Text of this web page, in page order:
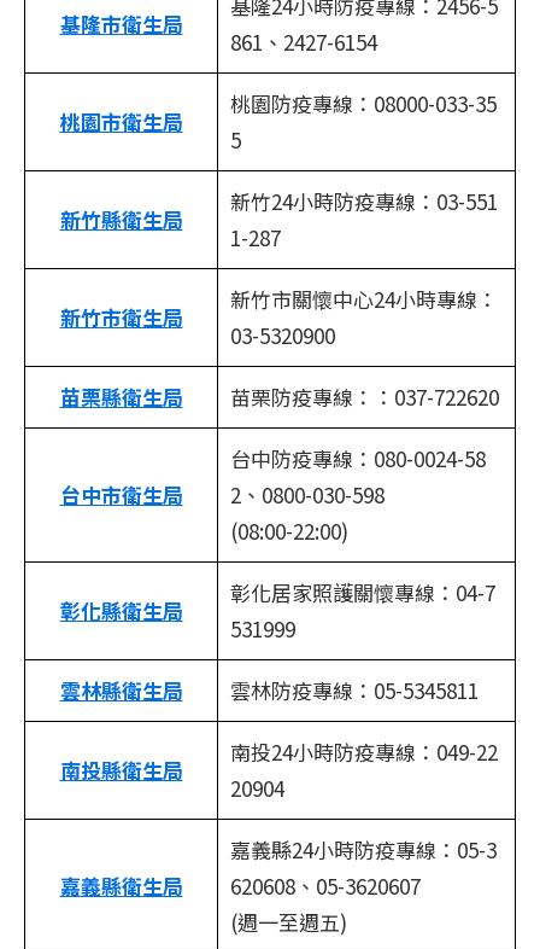
基隆市衛生局
861、2427-6154
桃園市衛生局
桃園防疫專線：08000-033-35
5
新竹縣衛生局
新竹24小時防疫專線：03-551
1-287
新竹市衛生局
新竹市關懷中心24小時專線：
03-5320900
苗栗縣衛生局 苗栗防疫專線：：037-722620
台中市衛生局
台中防疫專線：080-0024-58
2、0800-030-598
(08:00-22:00)
彰化縣衛生局
彰化居家照護關懷專線：04-7
531999
雲林縣衛生局 雲林防疫專線：05-5345811
南投縣衛生局
南投24小時防疫專線：049-22
20904
嘉義縣衛生局
嘉義縣24小時防疫專線：05-3
620608、05-3620607
(週一至週五)